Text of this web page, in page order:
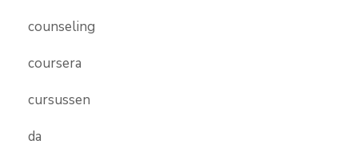
counseling
coursera
cursussen
da